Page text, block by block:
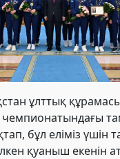
ұлттық
бұл еліміз үшін
қуаныш екенін